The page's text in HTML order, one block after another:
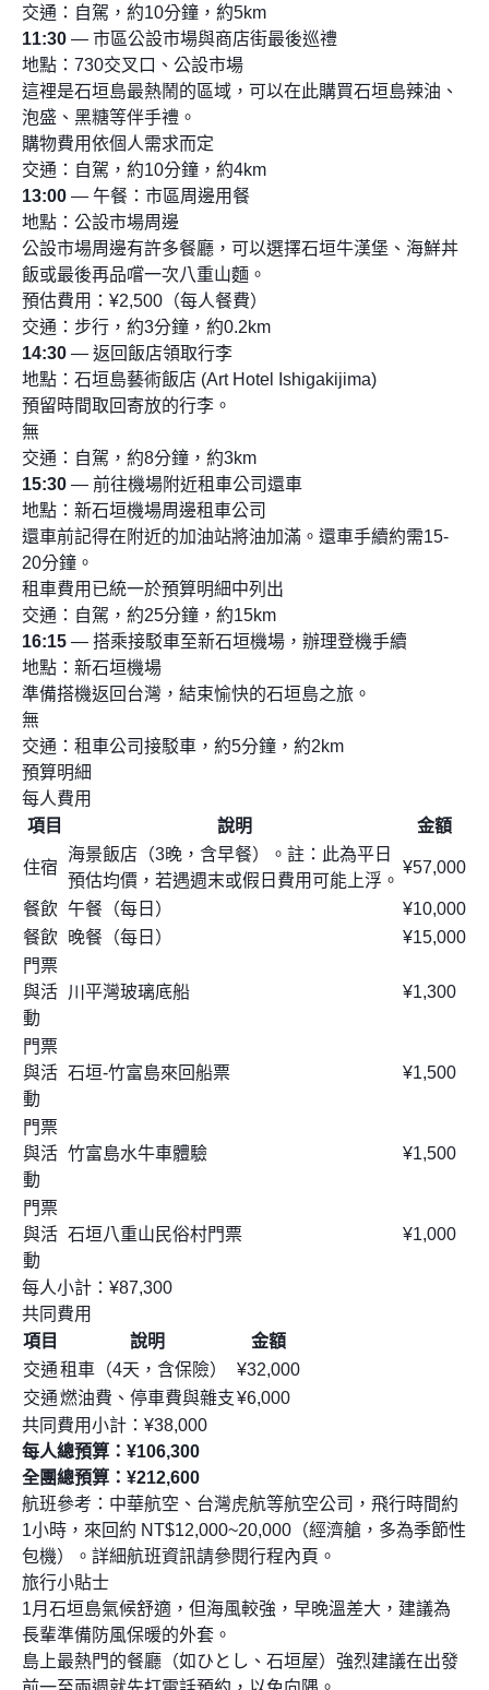
交通：自駕，約10分鐘，約5km
11:30 — 市區公設市場與商店街最後巡禮
地點：730交叉口、公設市場
這裡是石垣島最熱鬧的區域，可以在此購買石垣島辣油、
泡盛、黑糖等伴手禮。
購物費用依個人需求而定
交通：自駕，約10分鐘，約4km
13:00 — 午餐：市區周邊用餐
地點：公設市場周邊
公設市場周邊有許多餐廳，可以選擇石垣牛漢堡、海鮮丼
飯或最後再品嚐一次八重山麵。
預估費用：¥2,500（每人餐費）
交通：步行，約3分鐘，約0.2km
14:30 — 返回飯店領取行李
地點：石垣島藝術飯店 (Art Hotel Ishigakijima)
預留時間取回寄放的行李。
無
交通：自駕，約8分鐘，約3km
15:30 — 前往機場附近租車公司還車
地點：新石垣機場周邊租車公司
還車前記得在附近的加油站將油加滿。還車手續約需15-
20分鐘。
租車費用已統一於預算明細中列出
交通：自駕，約25分鐘，約15km
16:15 — 搭乘接駁車至新石垣機場，辦理登機手續
地點：新石垣機場
準備搭機返回台灣，結束愉快的石垣島之旅。
無
交通：租車公司接駁車，約5分鐘，約2km
預算明細
每人費用
項目
說明 金額
住宿
海景飯店（3晚，含早餐）。註：此為平日
預估均價，若遇週末或假日費用可能上浮。
¥57,000
餐飲 午餐（每日）
¥10,000
餐飲
晚餐（每日）
¥15,000
門票
與活
動
川平灣玻璃底船 ¥1,300
門票
與活
動
石垣-竹富島來回船票 ¥1,500
門票
與活
動
竹富島水牛車體驗 ¥1,500
門票
與活
動
石垣八重山民俗村門票 ¥1,000
每人小計：¥87,300
共同費用
項目
說明
金額
交通租車（4天，含保險）
¥32,000
交通燃油費、停車費與雜支¥6,000
共同費用小計：¥38,000
每人總預算：¥106,300
全團總預算：¥212,600
航班參考：中華航空、台灣虎航等航空公司，飛行時間約
1小時，來回約 NT$12,000~20,000（經濟艙，多為季節性
包機）。詳細航班資訊請參閱行程內頁。
旅行小貼士
1月石垣島氣候舒適，但海風較強，早晚溫差大，建議為
長輩準備防風保暖的外套。
島上最熱門的餐廳（如ひとし、石垣屋）強烈建議在出發